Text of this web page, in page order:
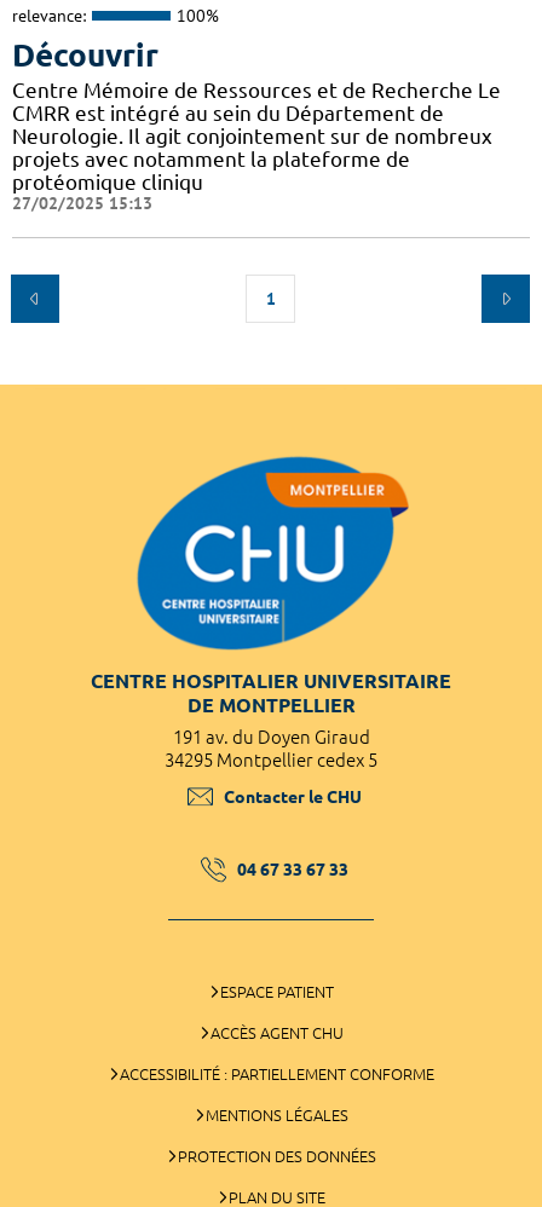
relevance: 100%
Découvrir
Centre Mémoire de Ressources et de Recherche Le
CMRR est intégré au sein du Département de
Neurologie. Il agit conjointement sur de nombreux
projets avec notamment la plateforme de
protéomique cliniqu
27/02/2025 15:13
1
CENTRE HOSPITALIER UNIVERSITAIRE
DE MONTPELLIER
191 av. du Doyen Giraud
34295 Montpellier cedex 5
Contacter le CHU
04 67 33 67 33
ESPACE PATIENT
ACCÈS AGENT CHU
ACCESSIBILITÉ : PARTIELLEMENT CONFORME
MENTIONS LÉGALES
PROTECTION DES DONNÉES
PLAN DU SITE